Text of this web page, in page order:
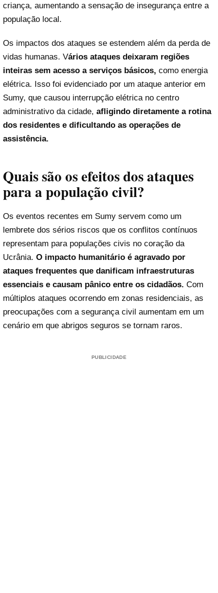
criança, aumentando a sensação de insegurança entre a
população local.
Os impactos dos ataques se estendem além da perda de
vidas humanas. Vários ataques deixaram regiões
inteiras sem acesso a serviços básicos, como energia
elétrica. Isso foi evidenciado por um ataque anterior em
Sumy, que causou interrupção elétrica no centro
administrativo da cidade, afligindo diretamente a rotina
dos residentes e dificultando as operações de
assistência.
Quais são os efeitos dos ataques
para a população civil?
Os eventos recentes em Sumy servem como um
lembrete dos sérios riscos que os conflitos contínuos
representam para populações civis no coração da
Ucrânia. O impacto humanitário é agravado por
ataques frequentes que danificam infraestruturas
essenciais e causam pânico entre os cidadãos. Com
múltiplos ataques ocorrendo em zonas residenciais, as
preocupações com a segurança civil aumentam em um
cenário em que abrigos seguros se tornam raros.
PUBLICIDADE